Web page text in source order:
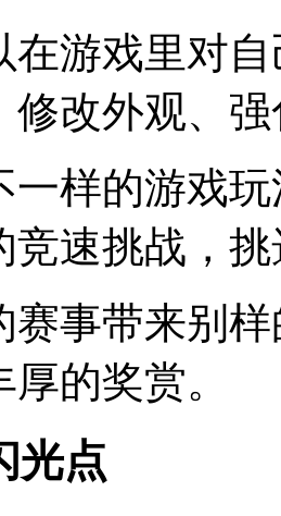
在游戏里对
修改外观、
一样的游戏
竞速挑战，
赛事带来别
的奖赏。
光点